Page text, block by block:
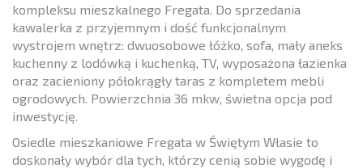
kompleksu mieszkalnego Fregata. Do sprzedania
kawalerka z przyjemnym i dość funkcjonalnym
wystrojem wnętrz: dwuosobowe łóżko, sofa, mały aneks
kuchenny z lodówką i kuchenką, TV, wyposażona łazienka
oraz zacieniony półokrągły taras z kompletem mebli
ogrodowych. Powierzchnia 36 mkw, świetna opcja pod
inwestycję.
Osiedle mieszkaniowe Fregata w Świętym Własie to
doskonały wybór dla tych, którzy cenią sobie wygodę i